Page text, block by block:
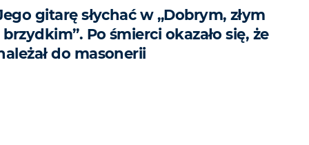
gitarę słychać w „Dobrym, złym
brzydkim”. Po śmierci okazało się, że
do masonerii